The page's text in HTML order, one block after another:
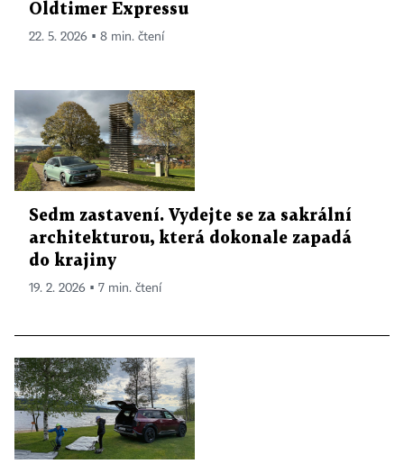
Oldtimer Expressu
22. 5. 2026 ▪ 8 min. čtení
Sedm zastavení. Vydejte se za sakrální
architekturou, která dokonale zapadá
do krajiny
19. 2. 2026 ▪ 7 min. čtení